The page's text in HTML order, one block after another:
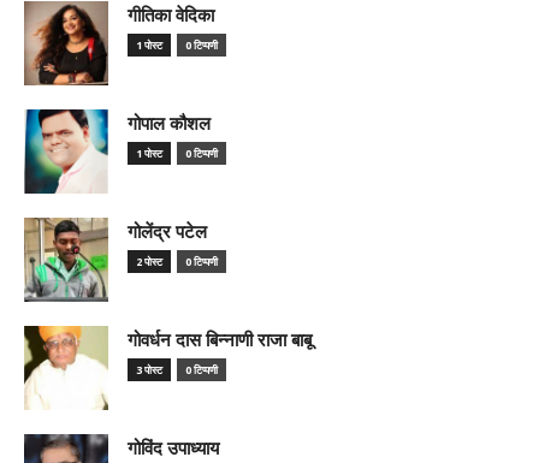
गीतिका वेदिका
1 पोस्ट 0 टिप्पणी
गोपाल कौशल
1 पोस्ट 0 टिप्पणी
गोलेंद्र पटेल
2 पोस्ट 0 टिप्पणी
गोवर्धन दास बिन्नाणी राजा बाबू
3 पोस्ट 0 टिप्पणी
गोविंद उपाध्याय